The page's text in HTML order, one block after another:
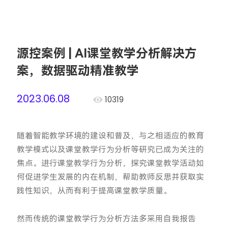
源控案例 | AI课堂教学分析解决方
案，数据驱动精准教学
2023.06.08
10319
随着智能教学环境的建设和普及，与之相适应的教育
教学模式以及课堂教学行为分析等研究已成为关注的
焦点。进行课堂教学行为分析，探究课堂教学活动如
何促进学生发展的内在机制，帮助教师反思并获取实
践性知识，从而有利于提高课堂教学质量。
然而传统的课堂教学行为分析方法多采用自我报告